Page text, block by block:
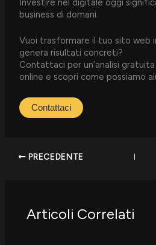
Investire nel digitale oggi
business di domani.
Vuoi trasformare il tuo sito web
genera risultati concreti?
Contattaci per un’analisi
online e scopri come possiamo
Contattaci
PRECEDENTE
Articoli Correlati